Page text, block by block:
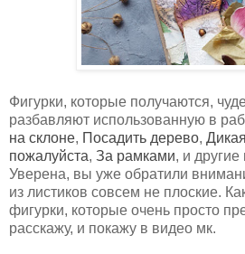
Фигурки, которые получаются,
разбавляют использованную в
на склоне, Посадить дерево,
пожалуйста, За рамками, и
Уверена, вы уже обратили
из листиков совсем не плоские.
фигурки, которые очень просто
расскажу, и покажу в видео мк.